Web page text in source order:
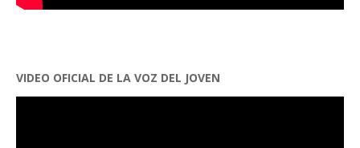
VIDEO OFICIAL DE LA VOZ DEL JOVEN